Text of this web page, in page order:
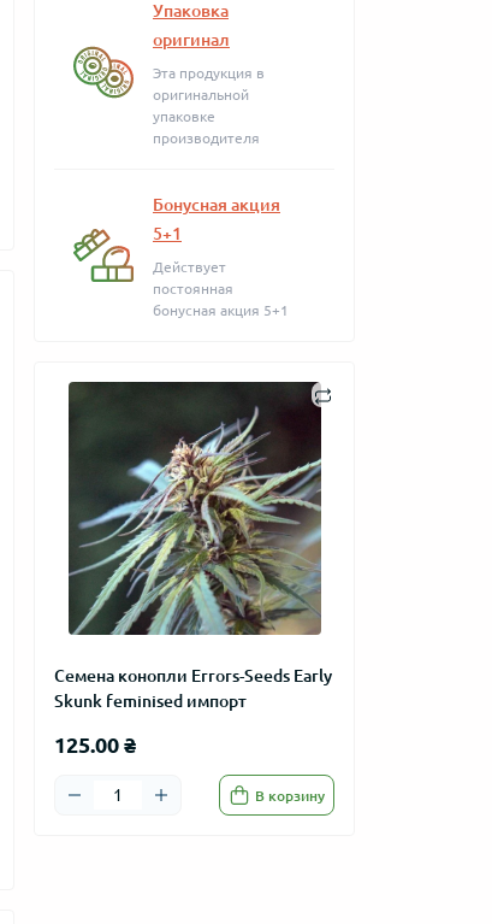
Упаковка
оригинал
Эта продукция в
оригинальной
упаковке
производителя
Бонусная акция
5+1
Действует
постоянная
бонусная акция 5+1
Семена конопли Errors-Seeds Early
Skunk feminised импорт
125.00 ₴
В корзину